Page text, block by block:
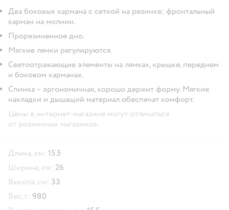
Два боковых кармана с сеткой на резинке; фронтальный
карман на молнии.
Прорезиненное дно.
Мягкие лямки регулируются.
Светоотражающие элементы на лямках, крышке, переднем
и боковом карманах.
Спинка – эргономичная, хорошо держит форму. Мягкие
накладки и дышащий материал обеспечат комфорт.
Цены в интернет-магазине могут отличаться
от розничных магазинов.
Длина, см: 15.5
Ширина, см: 26
Высота, см: 33
Вес, г: 980